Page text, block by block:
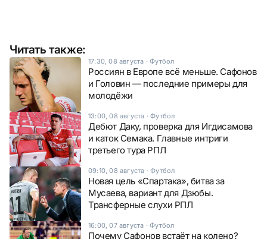
Читать также:
17:30, 08 августа ·Футбол
Россиян в Европе всё меньше. Сафонов
и Головин — последние примеры для
молодёжи
13:00, 08 августа ·Футбол
Дебют Даку, проверка для Игдисамова
и каток Семака. Главные интриги
третьего тура РПЛ
09:10, 08 августа ·Футбол
Новая цель «Спартака», битва за
Мусаева, вариант для Дзюбы.
Трансферные слухи РПЛ
16:00, 07 августа ·Футбол
Почему Сафонов встаёт на колено?